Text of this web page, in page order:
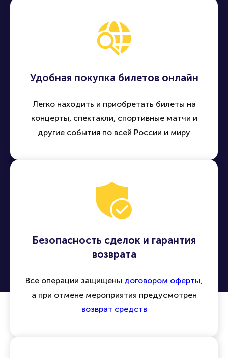
Удобная покупка билетов онлайн
Легко находить и приобретать билеты на
концерты, спектакли, спортивные матчи и
другие события по всей России и миру
Безопасность сделок и гарантия
возврата
Все операции защищены договором оферты,
а при отмене мероприятия предусмотрен
возврат средств